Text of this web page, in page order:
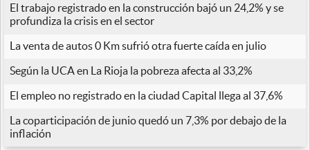
El trabajo registrado en la construcción bajó un 24,2% y se
profundiza la crisis en el sector
La venta de autos 0 Km sufrió otra fuerte caída en julio
Según la UCA en La Rioja la pobreza afecta al 33,2%
El empleo no registrado en la ciudad Capital llega al 37,6%
La coparticipación de junio quedó un 7,3% por debajo de la
inflación